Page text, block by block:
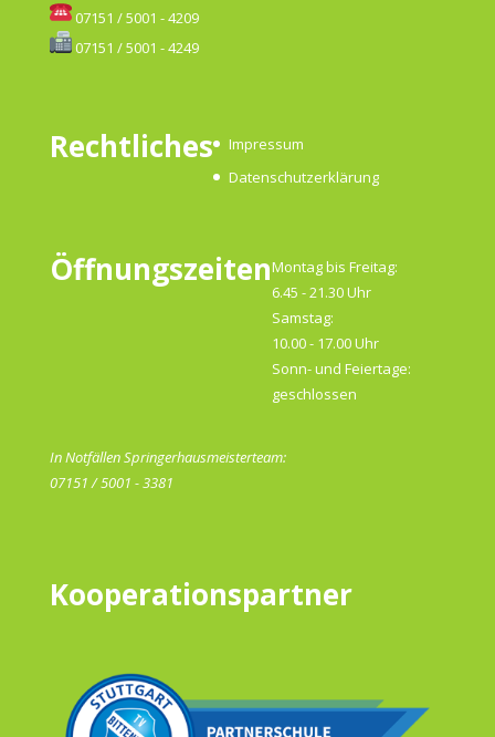
07151 / 5001 - 4209
07151 / 5001 - 4249
Rechtliches
Impressum
Datenschutzerklärung
ÖffnungszeitenMontag bis Freitag:
6.45 - 21.30 Uhr
Samstag:
10.00 - 17.00 Uhr
Sonn- und Feiertage:
geschlossen
In Notfällen Springerhausmeisterteam:
07151 / 5001 - 3381
Kooperationspartner